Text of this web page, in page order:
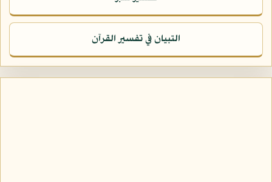
التبيان في تفسير القرآن